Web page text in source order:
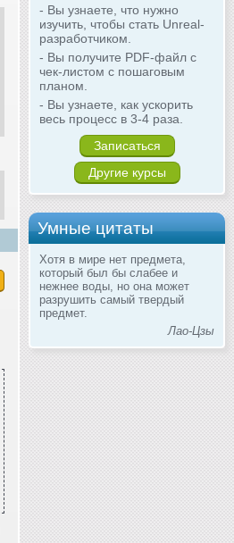
- Вы узнаете, что нужно
изучить, чтобы стать Unreal-
разработчиком.
- Вы получите PDF-файл с
чек-листом с пошаговым
планом.
- Вы узнаете, как ускорить
весь процесс в 3-4 раза.
Записаться
Другие курсы
Умные цитаты
Хотя в мире нет предмета,
который был бы слабее и
нежнее воды, но она может
разрушить самый твердый
предмет.
Лао-Цзы